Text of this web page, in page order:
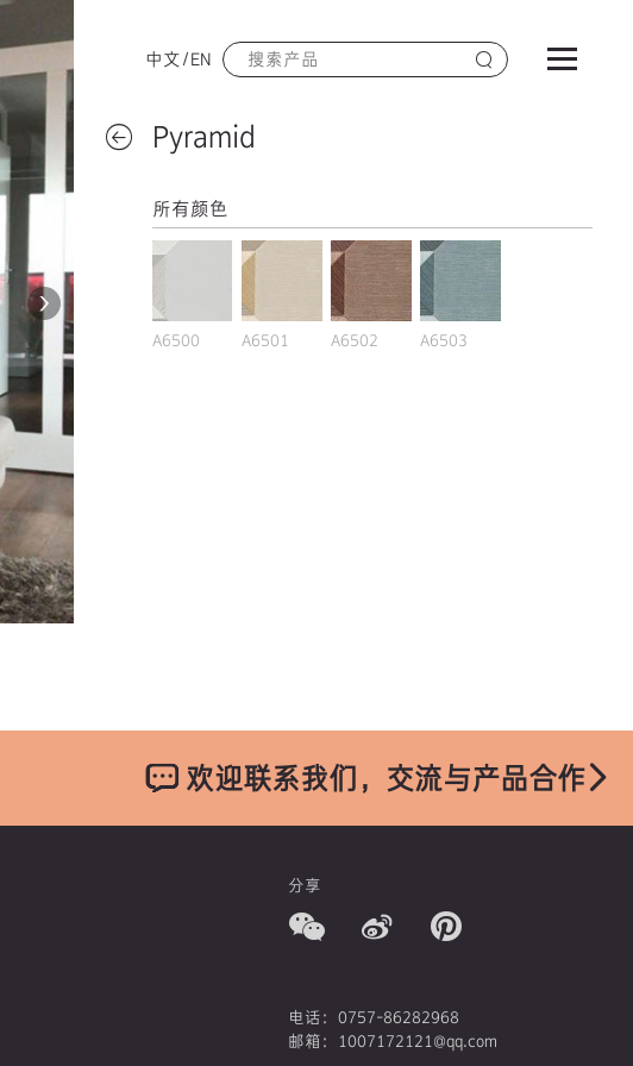
中文/EN
Pyramid
所有颜色
A6500 A6501 A6502 A6503
欢迎联系我们，交流与产品合作
分享
电话：0757-86282968
邮箱：1007172121@qq.com